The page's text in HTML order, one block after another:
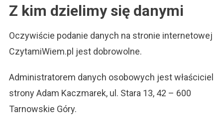
Z kim dzielimy się danymi
Oczywiście podanie danych na stronie internetowej
CzytamiWiem.pl jest dobrowolne.
Administratorem danych osobowych jest właściciel
strony Adam Kaczmarek, ul. Stara 13, 42 – 600
Tarnowskie Góry.